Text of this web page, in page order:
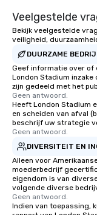
Veelgestelde
Bekijk veelgestelde
veiligheid,
DUURZAME
Geef informatie over of
London Stadium
zijn gedeeld met het
Geen antwoord.
Heeft London Stadium
en scheiden van afval
beschrijf uw strategie
Geen antwoord.
DIVERSITEIT EN
Alleen voor
moederbedrijf
eigendom is van
volgende diverse
Geen antwoord.
Indien van toepassing,